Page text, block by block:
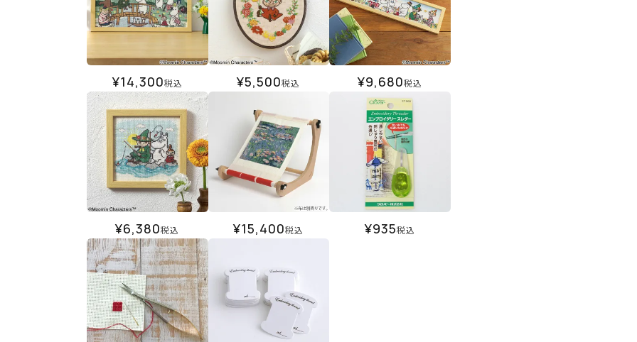
¥14,300税込 ¥5,500税込 ¥9,680税込
¥6,380税込 ¥15,400税込 ¥935税込